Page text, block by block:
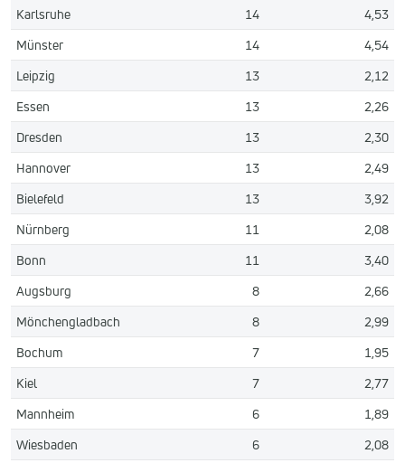
Karlsruhe
14
4,53
Münster
14
4,54
Leipzig
13
2,12
Essen
13
2,26
Dresden
13
2,30
Hannover
13
2,49
Bielefeld
13
3,92
Nürnberg
11
2,08
Bonn
11
3,40
Augsburg
8
2,66
Mönchengladbach
8
2,99
Bochum
7
1,95
Kiel
7
2,77
Mannheim
6
1,89
Wiesbaden
6
2,08